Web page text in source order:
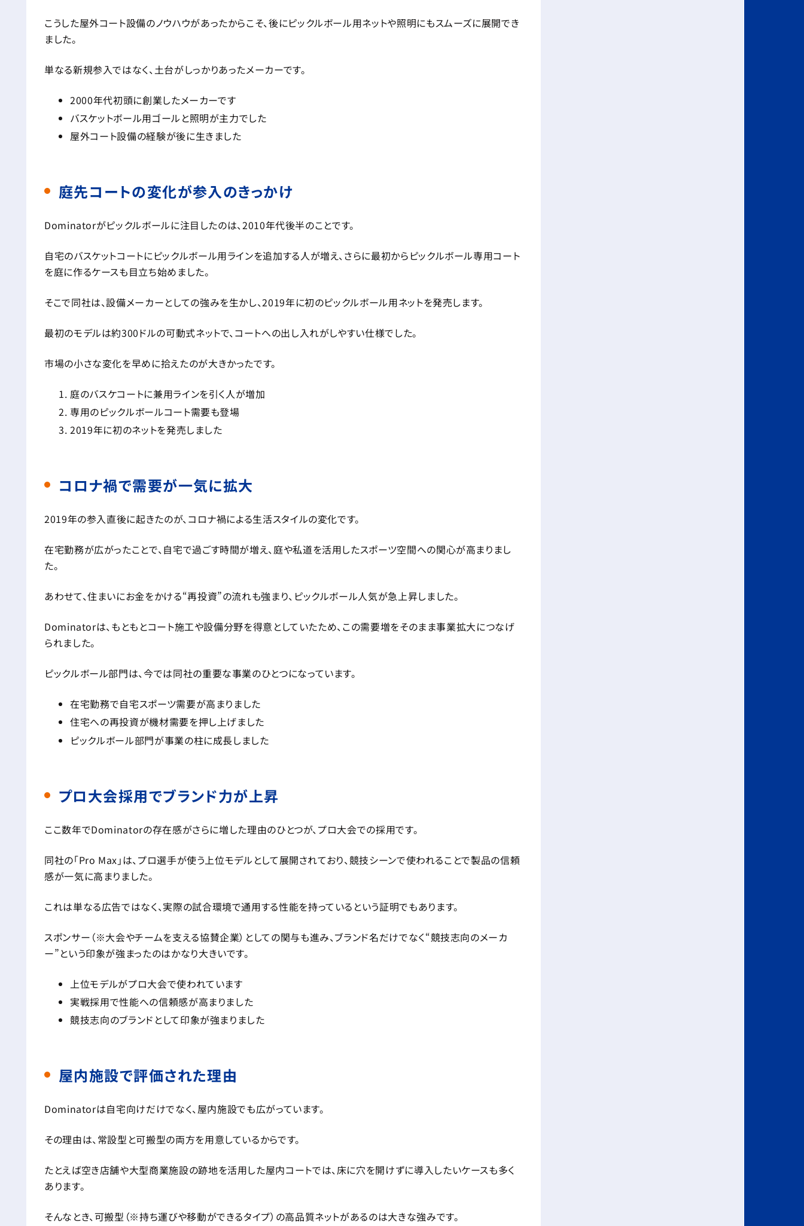
こうした屋外コート設備のノウハウがあったからこそ、後にピックルボール用ネットや照明にもスムーズに展開でき
ました。
単なる新規参入ではなく、土台がしっかりあったメーカーです。
2000年代初頭に創業したメーカーです
バスケットボール用ゴールと照明が主力でした
屋外コート設備の経験が後に生きました
庭先コートの変化が参入のきっかけ
Dominatorがピックルボールに注目したのは、2010年代後半のことです。
自宅のバスケットコートにピックルボール用ラインを追加する人が増え、さらに最初からピックルボール専用コート
を庭に作るケースも目立ち始めました。
そこで同社は、設備メーカーとしての強みを生かし、2019年に初のピックルボール用ネットを発売します。
最初のモデルは約300ドルの可動式ネットで、コートへの出し入れがしやすい仕様でした。
市場の小さな変化を早めに拾えたのが大きかったです。
庭のバスケコートに兼用ラインを引く人が増加
専用のピックルボールコート需要も登場
2019年に初のネットを発売しました
コロナ禍で需要が一気に拡大
2019年の参入直後に起きたのが、コロナ禍による生活スタイルの変化です。
在宅勤務が広がったことで、自宅で過ごす時間が増え、庭や私道を活用したスポーツ空間への関心が高まりまし
た。
あわせて、住まいにお金をかける“再投資”の流れも強まり、ピックルボール人気が急上昇しました。
Dominatorは、もともとコート施工や設備分野を得意としていたため、この需要増をそのまま事業拡大につなげ
られました。
ピックルボール部門は、今では同社の重要な事業のひとつになっています。
在宅勤務で自宅スポーツ需要が高まりました
住宅への再投資が機材需要を押し上げました
ピックルボール部門が事業の柱に成長しました
プロ大会採用でブランド力が上昇
ここ数年でDominatorの存在感がさらに増した理由のひとつが、プロ大会での採用です。
同社の「Pro Max」は、プロ選手が使う上位モデルとして展開されており、競技シーンで使われることで製品の信頼
感が一気に高まりました。
これは単なる広告ではなく、実際の試合環境で通用する性能を持っているという証明でもあります。
スポンサー（※大会やチームを支える協賛企業）としての関与も進み、ブランド名だけでなく“競技志向のメーカ
ー”という印象が強まったのはかなり大きいです。
上位モデルがプロ大会で使われています
実戦採用で性能への信頼感が高まりました
競技志向のブランドとして印象が強まりました
屋内施設で評価された理由
Dominatorは自宅向けだけでなく、屋内施設でも広がっています。
その理由は、常設型と可搬型の両方を用意しているからです。
たとえば空き店舗や大型商業施設の跡地を活用した屋内コートでは、床に穴を開けずに導入したいケースも多く
あります。
そんなとき、可搬型（※持ち運びや移動ができるタイプ）の高品質ネットがあるのは大きな強みです。